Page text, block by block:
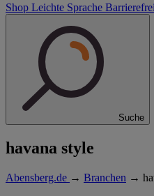
Shop Leichte Sprache Barrierefrei
Suche
havana style
Abensberg.de → Branchen →